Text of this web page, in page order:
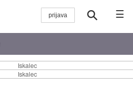
☰
Iskalec
Iskalec